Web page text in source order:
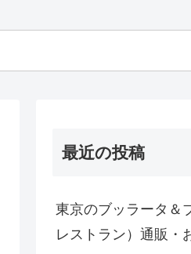
最近の投稿
東京のブッラータ＆
レストラン）通販・